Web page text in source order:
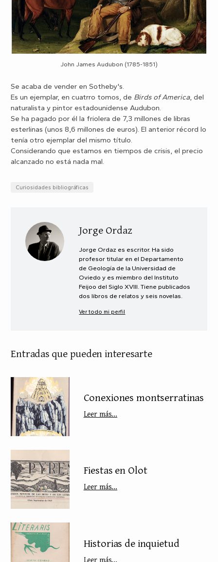
John James Audubon (1785-1851)
Se acaba de vender en Sotheby's.
Es un ejemplar, en cuatrro tomos, de Birds of America, del
naturalista y pintor estadounidense Audubon.
Se ha pagado por él la friolera de 7,3 millones de libras
esterlinas (unos 8,6 millones de euros). El anterior récord lo
tenía otro ejemplar del mismo título.
Considerando que estamos en tiempos de crisis, el precio
alcanzado no está nada mal.
Curiosidades bibliográficas
Jorge Ordaz
Jorge Ordaz es escritor. Ha sido
profesor titular en el Departamento
de Geología de la Universidad de
Oviedo y es miembro del Instituto
Feijoo del Siglo XVIII. Tiene publicados
dos libros de relatos y seis novelas.
Ver todo mi perfil
Entradas que pueden interesarte
Conexiones montserratinas
Leer más...
Fiestas en Olot
Leer más...
Historias de inquietud
Leer más...